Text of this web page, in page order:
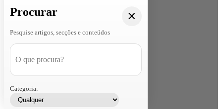
Procurar
Pesquise artigos, secções e conteúdos
Categoria: